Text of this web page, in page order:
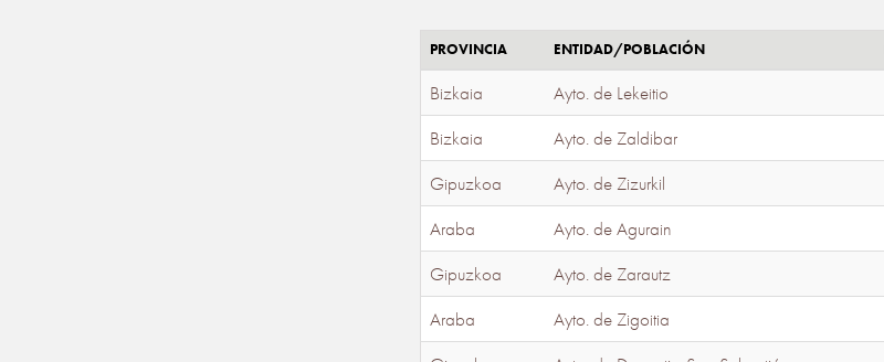
PROVINCIA ENTIDAD/POBLACIÓN
Bizkaia Ayto. de Lekeitio
Bizkaia
Ayto. de Zaldibar
Gipuzkoa
Ayto. de Zizurkil
Araba
Ayto. de Agurain
Gipuzkoa
Ayto. de Zarautz
Araba
Ayto. de Zigoitia